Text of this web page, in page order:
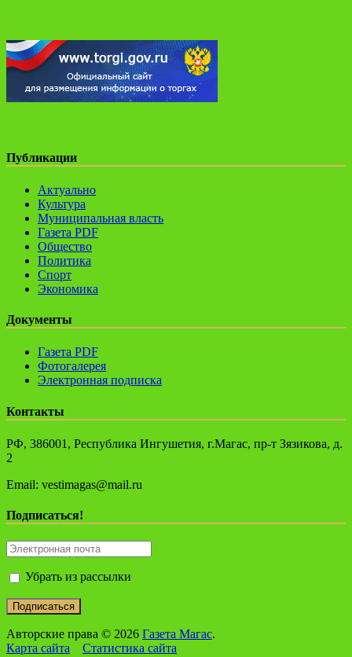
Публикации
Актуально
Культура
Муниципальная власть
Газета PDF
Общество
Политика
Спорт
Экономика
Документы
Газета PDF
Фотогалерея
Электронная подписка
Контакты
РФ, 386001, Республика Ингушетия, г.Магас, пр-т Зязикова, д.
2
Email: vestimagas@mail.ru
Подписаться!
Убрать из рассылки
Авторские права © 2026 Газета Магас.
Карта сайта
Статистика сайта